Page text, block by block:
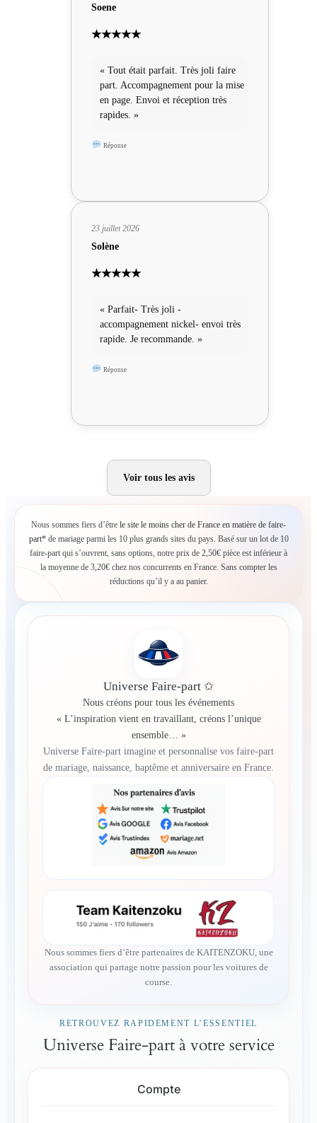
Soene
★★★★★
« Tout était parfait. Très joli faire
part. Accompagnement pour la mise
en page. Envoi et réception très
rapides. »
Réponse
23 juillet 2026
Solène
★★★★★
« Parfait- Très joli -
accompagnement nickel- envoi très
rapide. Je recommande. »
Réponse
Voir tous les avis
Nous sommes fiers d’être le site le moins cher de France en matière de faire-
part*de mariage parmi les 10 plus grands sites du pays. Basé sur un lot de 10
faire-part qui s’ouvrent, sans options, notre prix de 2,50€ pièce est inférieur à
la moyenne de 3,20€ chez nos concurrents en France. Sans compter les
réductions qu’il y a au panier.
Universe Faire-part ✩
Nous créons pour tous les événements
« L’inspiration vient en travaillant, créons l’unique
ensemble… »
Universe Faire-part imagine et personnalise vos faire-part
de mariage, naissance, baptême et anniversaire en France.
Nous sommes fiers d’être partenaires de KAITENZOKU, une
association qui partage notre passion pour les voitures de
course.
RETROUVEZ RAPIDEMENT L’ESSENTIEL
Universe Faire-part à votre service
Compte